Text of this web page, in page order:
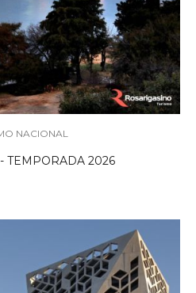
NACIONAL
TEMPORADA 2026